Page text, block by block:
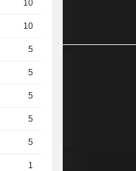
10
10
5
5
5
5
5
1